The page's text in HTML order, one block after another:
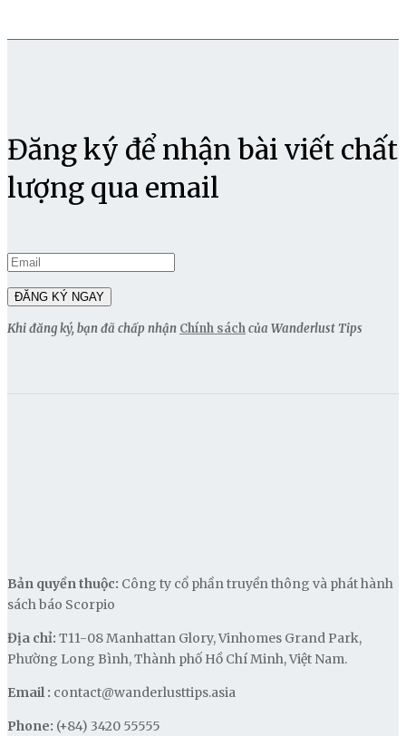
Đăng ký để nhận bài viết chất
lượng qua email
Khi đăng ký, bạn đã chấp nhận Chính sáchcủa Wanderlust Tips
Bản quyền thuộc: Công ty cổ phần truyền thông và phát hành
sách báo Scorpio
Địa chỉ: T11-08 Manhattan Glory, Vinhomes Grand Park,
Phường Long Bình, Thành phố Hồ Chí Minh, Việt Nam.
Email : contact@wanderlusttips.asia
Phone: (+84) 3420 55555